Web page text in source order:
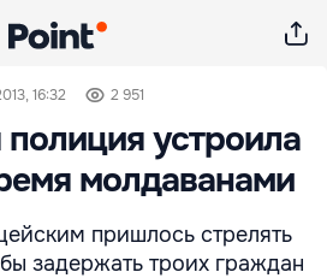
16:32 2 951
полиция устроила
молдаванами
пришлось стрелять
задержать троих граждан